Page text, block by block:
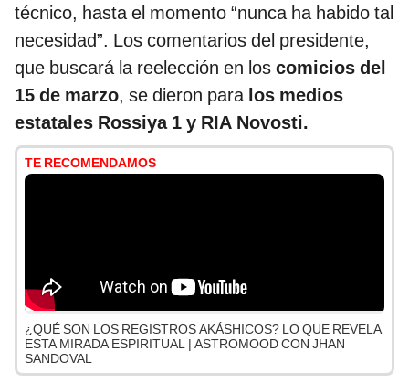
técnico, hasta el momento “nunca ha habido tal
necesidad”. Los comentarios del presidente,
que buscará la reelección en los comicios del
15 de marzo, se dieron paralos medios
estatales Rossiya 1 y RIA Novosti.
TE RECOMENDAMOS
¿QUÉ SON LOS REGISTROS AKÁSHICOS? LO QUE REVELA
ESTA MIRADA ESPIRITUAL | ASTROMOOD CON JHAN
SANDOVAL